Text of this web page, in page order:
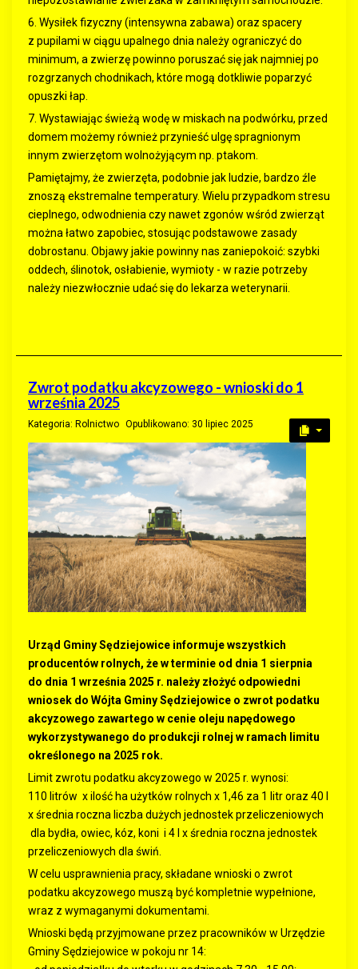
6. Wysiłek fizyczny (intensywna zabawa) oraz spacery
z pupilami w ciągu upalnego dnia należy ograniczyć do
minimum, a zwierzę powinno poruszać się jak najmniej po
rozgrzanych chodnikach, które mogą dotkliwie poparzyć
opuszki łap.
7. Wystawiając świeżą wodę w miskach na podwórku, przed
domem możemy również przynieść ulgę spragnionym
innym zwierzętom wolnożyjącym np. ptakom.
Pamiętajmy, że zwierzęta, podobnie jak ludzie, bardzo źle
znoszą ekstremalne temperatury. Wielu przypadkom stresu
cieplnego, odwodnienia czy nawet zgonów wśród zwierząt
można łatwo zapobiec, stosując podstawowe zasady
dobrostanu. Objawy jakie powinny nas zaniepokoić: szybki
oddech, ślinotok, osłabienie, wymioty - w razie potrzeby
należy niezwłocznie udać się do lekarza weterynarii.
Zwrot podatku akcyzowego - wnioski do 1
września 2025
Kategoria: Rolnictwo Opublikowano: 30 lipiec 2025
Urząd Gminy Sędziejowice informuje wszystkich
producentów rolnych, że w terminie od dnia 1 sierpnia
do dnia 1 września 2025 r. należy złożyć odpowiedni
wniosek do Wójta Gminy Sędziejowice o zwrot podatku
akcyzowego zawartego w cenie oleju napędowego
wykorzystywanego do produkcji rolnej w ramach limitu
określonego na 2025 rok.
Limit zwrotu podatku akcyzowego w 2025 r. wynosi:
110 litrów x ilość ha użytków rolnych x 1,46 za 1 litr oraz 40 l
x średnia roczna liczba dużych jednostek przeliczeniowych
dla bydła, owiec, kóz, koni i 4 l x średnia roczna jednostek
przeliczeniowych dla świń.
W celu usprawnienia pracy, składane wnioski o zwrot
podatku akcyzowego muszą być kompletnie wypełnione,
wraz z wymaganymi dokumentami.
Wnioski będą przyjmowane przez pracowników w Urzędzie
Gminy Sędziejowice w pokoju nr 14: